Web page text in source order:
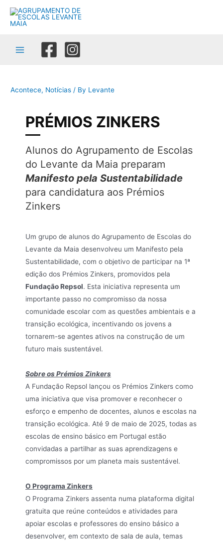
Acontece, Notícias / By Levante
PRÉMIOS ZINKERS
Alunos do Agrupamento de Escolas
do Levante da Maia preparam
Manifesto pela Sustentabilidade
para candidatura aos Prémios
Zinkers
Um grupo de alunos do Agrupamento de Escolas do
Levante da Maia desenvolveu um Manifesto pela
Sustentabilidade, com o objetivo de participar na 1ª
edição dos Prémios Zinkers, promovidos pela
Fundação Repsol. Esta iniciativa representa um
importante passo no compromisso da nossa
comunidade escolar com as questões ambientais e a
transição ecológica, incentivando os jovens a
tornarem-se agentes ativos na construção de um
futuro mais sustentável.
Sobre os Prémios Zinkers
A Fundação Repsol lançou os Prémios Zinkers como
uma iniciativa que visa promover e reconhecer o
esforço e empenho de docentes, alunos e escolas na
transição ecológica. Até 9 de maio de 2025, todas as
escolas de ensino básico em Portugal estão
convidadas a partilhar as suas aprendizagens e
compromissos por um planeta mais sustentável.
O Programa Zinkers
O Programa Zinkers assenta numa plataforma digital
gratuita que reúne conteúdos e atividades para
apoiar escolas e professores do ensino básico a
desenvolver, em contexto de sala de aula, temas